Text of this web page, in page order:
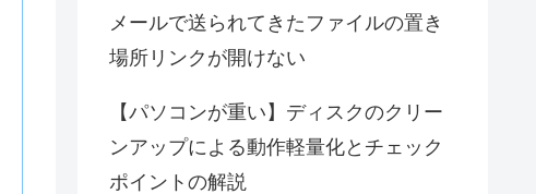
メールで送られてきたファイルの置き
場所リンクが開けない
【パソコンが重い】ディスクのクリー
ンアップによる動作軽量化とチェック
ポイントの解説